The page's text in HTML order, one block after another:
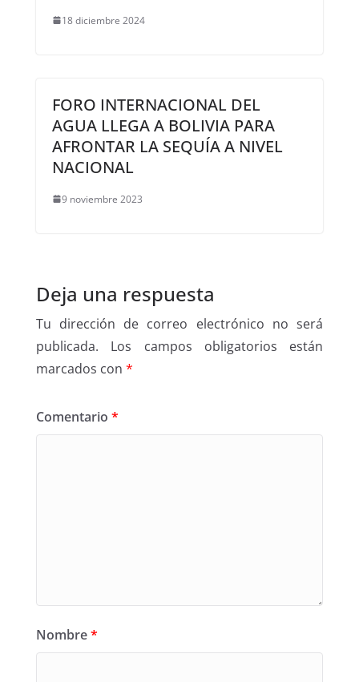
18 diciembre 2024
FORO INTERNACIONAL DEL
AGUA LLEGA A BOLIVIA PARA
AFRONTAR LA SEQUÍA A NIVEL
NACIONAL
9 noviembre 2023
Deja una respuesta
Tu dirección de correo electrónico no será
publicada.
Los campos obligatorios están
marcados con *
Comentario *
Nombre*